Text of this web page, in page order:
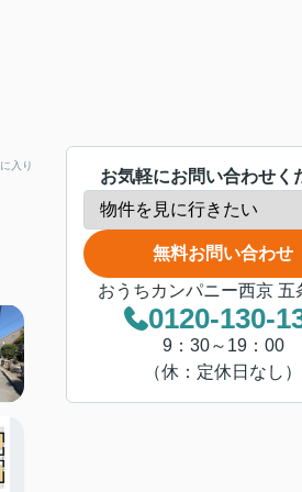
入り
お気軽にお問い合わせく
無料お問い合わせ
おうちカンパニー西京 五
0120-130-
9：30～19：00
（休：定休日なし）